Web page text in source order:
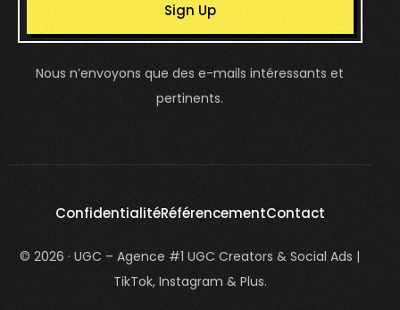
Sign Up
Nous n’envoyons que des e-mails intéressants et
pertinents.
ConfidentialitéRéférencementContact
© 2026 · UGC – Agence #1 UGC Creators & Social Ads |
TikTok, Instagram & Plus.